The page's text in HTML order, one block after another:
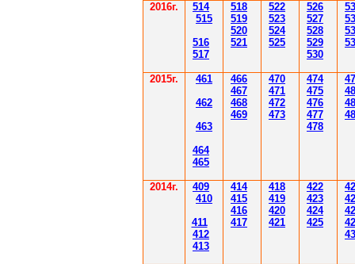
2016г.
514
515
516
517
518
519
520
521
522
523
524
525
526
527
528
529
530
2015г. 461
462
463
464
465
466
467
468
469
470
471
472
473
474
475
476
477
478
2014г. 409
410
411
412
413
414
415
416
417
418
419
420
421
422
423
424
425